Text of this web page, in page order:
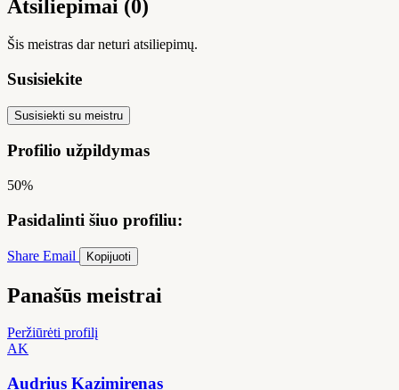
Atsiliepimai (0)
Šis meistras dar neturi atsiliepimų.
Susisiekite
Susisiekti su meistru
Profilio užpildymas
50%
Pasidalinti šiuo profiliu:
Share Email Kopijuoti
Panašūs meistrai
Peržiūrėti profilį
AK
Audrius Kazimirenas